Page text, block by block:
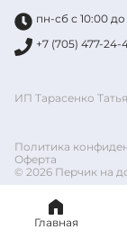
пн-сб с 10:00
+7 (705) 477-24-
ИП Тарасенко
Политика
Оферта
© 2026 Перчик на
Главная